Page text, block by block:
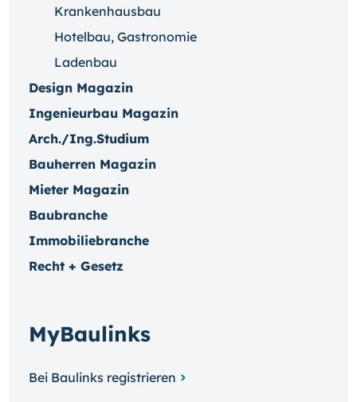
Krankenhausbau
Hotelbau, Gastronomie
Ladenbau
Design Magazin
Ingenieurbau Magazin
Arch./Ing.Studium
Bauherren Magazin
Mieter Magazin
Baubranche
Immobiliebranche
Recht + Gesetz
MyBaulinks
Bei Baulinks registrieren